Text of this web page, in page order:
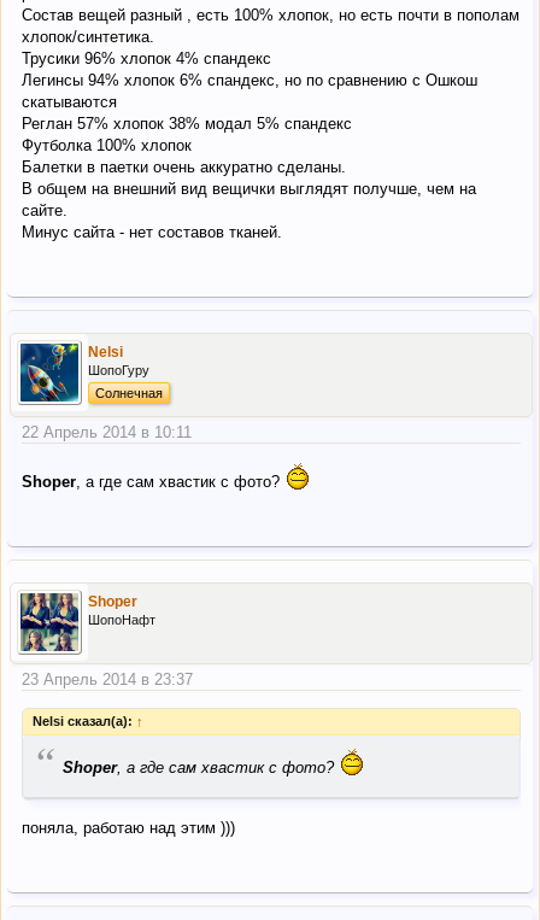
Состав вещей разный , есть 100% хлопок, но есть почти в пополам
хлопок/синтетика.
Трусики 96% хлопок 4% спандекс
Легинсы 94% хлопок 6% спандекс, но по сравнению с Ошкош
скатываются
Реглан 57% хлопок 38% модал 5% спандекс
Футболка 100% хлопок
Балетки в паетки очень аккуратно сделаны.
В общем на внешний вид вещички выглядят получше, чем на
сайте.
Минус сайта - нет составов тканей.
Nelsi
ШопоГуру
Солнечная
22 Апрель 2014 в 10:11
Shoper , а где сам хвастик с фото?
Shoper
ШопоНафт
23 Апрель 2014 в 23:37
Nelsi сказал(а): ↑
“ Shoper, а где сам хвастик с фото?
поняла, работаю над этим )))